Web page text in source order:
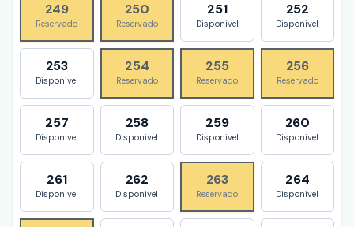
249
Reservado
250
Reservado
251
Disponivel
252
Disponivel
253
Disponivel
254
Reservado
255
Reservado
256
Reservado
257
Disponivel
258
Disponivel
259
Disponivel
260
Disponivel
261
Disponivel
262
Disponivel
263
Reservado
264
Disponivel